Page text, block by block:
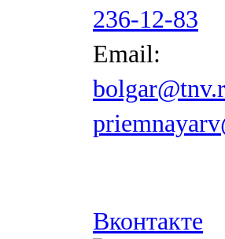
236-12-83
Email:
Вконтакте